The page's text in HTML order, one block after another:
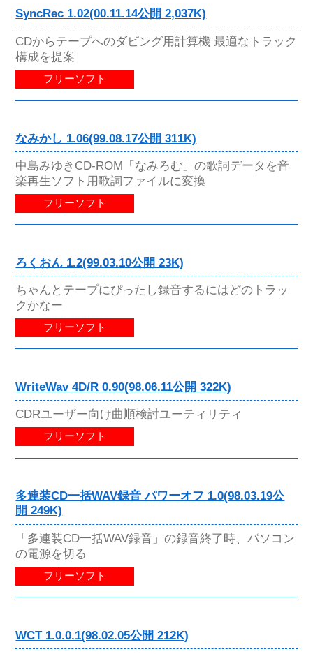
SyncRec 1.02(00.11.14公開 2,037K)
CDからテープへのダビング用計算機 最適なトラック
構成を提案
フリーソフト
なみかし 1.06(99.08.17公開 311K)
中島みゆきCD-ROM「なみろむ」の歌詞データを音
楽再生ソフト用歌詞ファイルに変換
フリーソフト
ろくおん 1.2(99.03.10公開 23K)
ちゃんとテープにぴったし録音するにはどのトラッ
クかなー
フリーソフト
WriteWav 4D/R 0.90(98.06.11公開 322K)
CDRユーザー向け曲順検討ユーティリティ
フリーソフト
多連装CD一括WAV録音 パワーオフ 1.0(98.03.19公
開 249K)
「多連装CD一括WAV録音」の録音終了時、パソコン
の電源を切る
フリーソフト
WCT 1.0.0.1(98.02.05公開 212K)